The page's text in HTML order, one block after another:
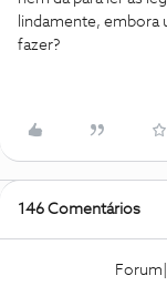
lindamente, embora
fazer?
146 Comentários